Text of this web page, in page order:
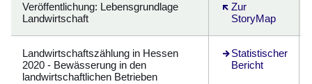
Veröffentlichung: Lebensgrundlage
Landwirtschaft
Zur
StoryMap
Öffnet sich in
Landwirtschaftszählung in Hessen
2020 - Bewässerung in den
landwirtschaftlichen Betrieben
Statistischer
Bericht
Öffnet sich in